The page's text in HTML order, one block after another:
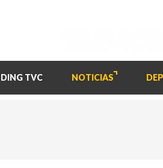
TVC NOTICIAS